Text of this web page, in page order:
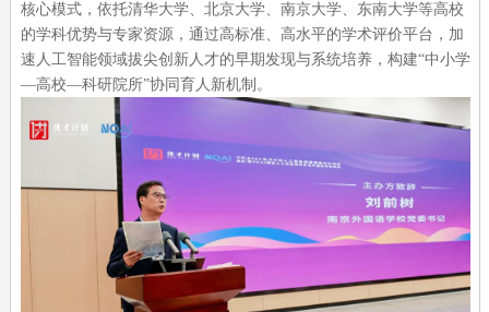
核心模式，依托清华大学、北京大学、南京大学、东南大学等高校
的学科优势与专家资源，通过高标准、高水平的学术评价平台，加
速人工智能领域拔尖创新人才的早期发现与系统培养，构建“中小学
—高校—科研院所”协同育人新机制。